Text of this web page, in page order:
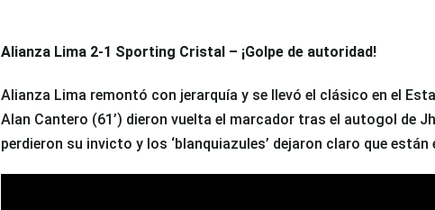
Alianza Lima 2-1 Sporting Cristal – ¡Golpe de autoridad!
Alianza Lima remontó con jerarquía y se llevó el clásico en el
Alan Cantero (61’) dieron vuelta el marcador tras el autogol de
perdieron su invicto y los ‘blanquiazules’ dejaron claro que